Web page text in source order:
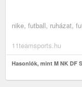
nike, futball, ruházat,
11teamsports.hu
Hasonlók, mint M NK DF